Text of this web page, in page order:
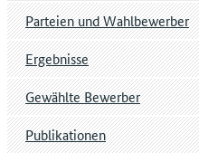
Parteien und Wahlbewerber
Ergebnisse
Gewählte Bewerber
Publikationen